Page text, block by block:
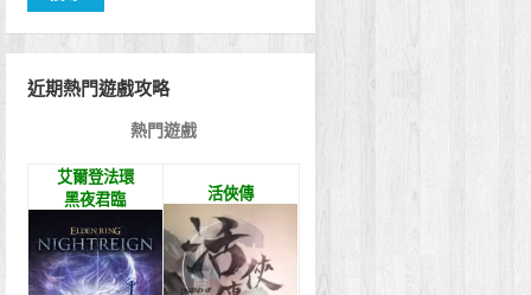
近期熱門遊戲攻略
熱門遊戲
艾爾登法環
黑夜君臨
活俠傳